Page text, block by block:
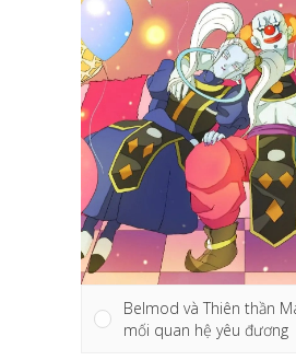
Belmod và Thiên thần
mối quan hệ yêu đương